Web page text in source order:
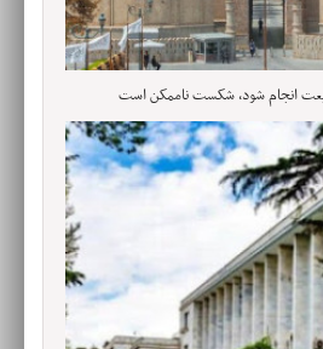
انجام شود، شکست ناممکن است